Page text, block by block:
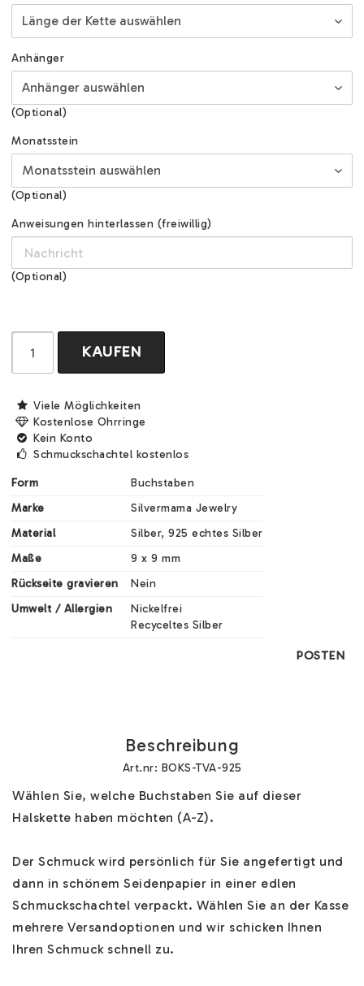
Anhänger
(Optional)
Monatsstein
(Optional)
Anweisungen hinterlassen (freiwillig)
(Optional)
KAUFEN
Viele Möglichkeiten
Kostenlose Ohrringe
Kein Konto
Schmuckschachtel kostenlos
Form
Buchstaben
Marke
Silvermama Jewelry
Material
Silber, 925 echtes Silber
Maße
9 x 9 mm
Rückseite gravieren
Nein
Umwelt / Allergien
Nickelfrei
Recyceltes Silber
POSTEN
Beschreibung
Art.nr: BOKS-TVA-925
Wählen Sie, welche Buchstaben Sie auf dieser
Halskette haben möchten (A-Z).
Der Schmuck wird persönlich für Sie angefertigt und
dann in schönem Seidenpapier in einer edlen
Schmuckschachtel verpackt. Wählen Sie an der Kasse
mehrere Versandoptionen und wir schicken Ihnen
Ihren Schmuck schnell zu.